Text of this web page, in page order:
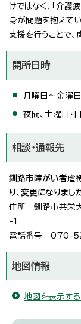
けではなく、「介護
身が問題を抱えて
支援を行うことで、
開所日時
月曜日～金曜
夜間、土曜日・
相談・通報先
釧路市障がい者虐
り、変更になりまし
住所 釧路市共栄
-1
電話番号 070-
地図情報
地図を表示する